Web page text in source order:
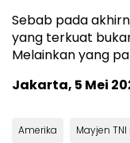
Sebab pada
yang terkuat
Melainkan yang
Jakarta, 5 Mei
Amerika Mayjen